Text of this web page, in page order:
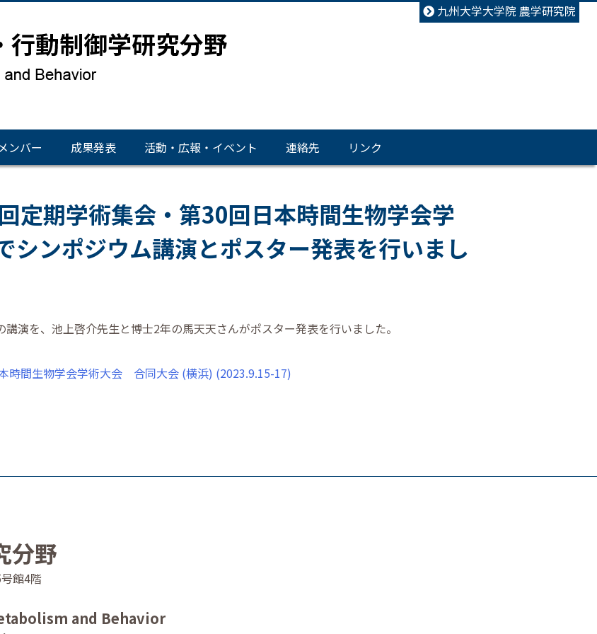
九州大学大学院 農学研究院
ンバー 成果発表 活動・広報・イベント 連絡先 リンク
定期学術集会・第30回日本時間生物学会学
ンポジウム講演とポスター発表を行いまし
演を、池上啓介先生と博士2年の馬天天さんがポスター発表を行いました。
時間生物学会学術大会 合同大会 (横浜) (2023.9.15-17)
分野
号館4階
and Behavior